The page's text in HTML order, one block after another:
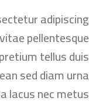
adipiscing
pellentesque
tellus duis
sed diam urna
lacus nec metus